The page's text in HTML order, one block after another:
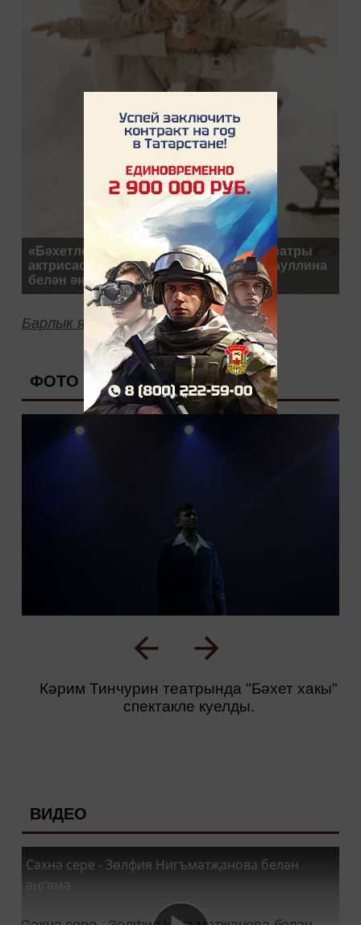
«Бәхетле булу үзебездән тора». Буа театры
актрисасы Гөлназ Гыйззәтуллина-Гатауллина
белән әңгәмә
Барлык язмалар
ФОТО
Кәрим Тинчурин театрында "Бәхет хакы"
спектакле куелды.
ВИДЕО
Сәхнә сере - Зөлфия Нигъмәтҗанова белән
әңгәмә